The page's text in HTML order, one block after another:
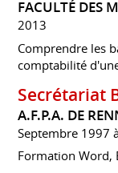
FACULTÉ DES
2013
Comprendre les
comptabilité
Secrétariat
A.F.P.A. DE
Septembre 1997
Formation Word,